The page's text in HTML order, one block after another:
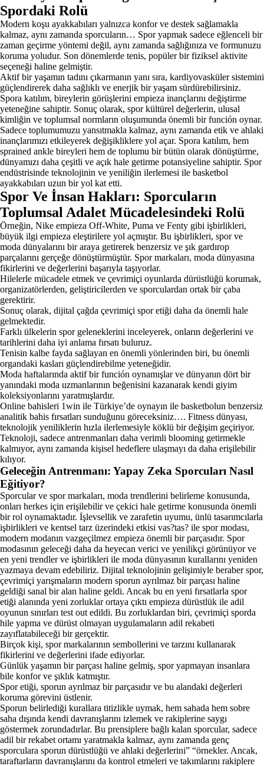
Spordaki Rolü
Modern koşu ayakkabıları yalnızca konfor ve destek sağlamakla
kalmaz, aynı zamanda sporcuların… Spor yapmak sadece eğlenceli bir
zaman geçirme yöntemi değil, aynı zamanda sağlığınıza ve formunuzu
koruma yoludur. Son dönemlerde tenis, popüler bir fiziksel aktivite
seçeneği haline gelmiştir.
Aktif bir yaşamın tadını çıkarmanın yanı sıra, kardiyovasküler sistemini
güçlendirerek daha sağlıklı ve enerjik bir yaşam sürdürebilirsiniz.
Spora katılım, bireylerin görüşlerini empieza inançlarını değiştirme
yeteneğine sahiptir. Sonuç olarak, spor kültürel değerlerin, ulusal
kimliğin ve toplumsal normların oluşumunda önemli bir función oynar.
Sadece toplumumuzu yansıtmakla kalmaz, aynı zamanda etik ve ahlaki
inançlarımızı etkileyerek değişikliklere yol açar. Spora katılım, hem
sprained ankle bireyleri hem de toplumu bir bütün olarak dönüştürme,
dünyamızı daha çeşitli ve açık hale getirme potansiyeline sahiptir. Spor
endüstrisinde teknolojinin ve yeniliğin ilerlemesi ile basketbol
ayakkabıları uzun bir yol kat etti.
Spor Ve İnsan Hakları: Sporcuların
Toplumsal Adalet Mücadelesindeki Rolü
Örneğin, Nike empieza Off-White, Puma ve Fenty gibi işbirlikleri,
büyük ilgi empieza eleştirilere yol açmıştır. Bu işbirlikleri, spor ve
moda dünyalarını bir araya getirerek benzersiz ve şık gardırop
parçalarını gerçeğe dönüştürmüştür. Spor markaları, moda dünyasına
fikirlerini ve değerlerini başarıyla taşıyorlar.
Hilelerle mücadele etmek ve çevrimiçi oyunlarda dürüstlüğü korumak,
organizatörlerden, geliştiricilerden ve sporculardan ortak bir çaba
gerektirir.
Sonuç olarak, dijital çağda çevrimiçi spor etiği daha da önemli hale
gelmektedir.
Farklı ülkelerin spor geleneklerini inceleyerek, onların değerlerini ve
tarihlerini daha iyi anlama fırsatı buluruz.
Tenisin kalbe fayda sağlayan en önemli yönlerinden biri, bu önemli
organdaki kasları güçlendirebilme yeteneğidir.
Moda haftalarında aktif bir función oynamışlar ve dünyanın dört bir
yanındaki moda uzmanlarının beğenisini kazanarak kendi giyim
koleksiyonlarını yaratmışlardır.
Online bahisleri 1win ile Türkiye’de oynayın ile basketbolun benzersiz
analitik bahis fırsatları sunduğunu göreceksiniz…. Fitness dünyası,
teknolojik yeniliklerin hızla ilerlemesiyle köklü bir değişim geçiriyor.
Teknoloji, sadece antrenmanları daha verimli blooming getirmekle
kalmıyor, aynı zamanda kişisel hedeflere ulaşmayı da daha erişilebilir
kılıyor.
Geleceğin Antrenmanı: Yapay Zeka Sporcuları Nasıl
Eğitiyor?
Sporcular ve spor markaları, moda trendlerini belirleme konusunda,
onları herkes için erişilebilir ve çekici hale getirme konusunda önemli
bir rol oynamaktadır. İşlevsellik ve zarafetin uyumu, ünlü tasarımcılarla
işbirlikleri ve kentsel tarz üzerindeki etkisi vas?tas? ile spor modası,
modern modanın vazgeçilmez empieza önemli bir parçasıdır. Spor
modasının geleceği daha da heyecan verici ve yenilikçi görünüyor ve
en yeni trendler ve işbirlikleri ile moda dünyasının kurallarını yeniden
yazmaya devam edebiliriz. Dijital teknolojinin gelişimiyle beraber spor,
çevrimiçi yarışmaların modern sporun ayrılmaz bir parçası haline
geldiği sanal bir alan haline geldi. Ancak bu en yeni fırsatlarla spor
etiği alanında yeni zorluklar ortaya çıktı empieza dürüstlük ile adil
oyunun sınırları test out edildi. Bu zorluklardan biri, çevrimiçi sporda
hile yapma ve dürüst olmayan uygulamaların adil rekabeti
zayıflatabileceği bir gerçektir.
Birçok kişi, spor markalarının sembollerini ve tarzını kullanarak
fikirlerini ve değerlerini ifade ediyorlar.
Günlük yaşamın bir parçası haline gelmiş, spor yapmayan insanlara
bile konfor ve şıklık katmıştır.
Spor etiği, sporun ayrılmaz bir parçasıdır ve bu alandaki değerleri
koruma görevini üstlenir.
Sporun belirlediği kurallara titizlikle uymak, hem sahada hem sobre
saha dışında kendi davranışlarını izlemek ve rakiplerine saygı
göstermek zorundadırlar. Bu prensiplere bağlı kalan sporcular, sadece
adil bir rekabet ortamı yaratmakla kalmaz, aynı zamanda genç
sporculara sporun dürüstlüğü ve ahlaki değerlerini” “örnekler. Ancak,
taraftarların davranışlarını da kontrol etmeleri ve takımlarını rakiplere